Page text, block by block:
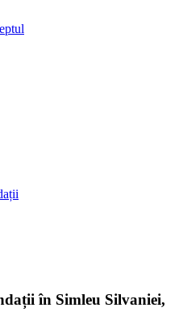
în Simleu Silvaniei,